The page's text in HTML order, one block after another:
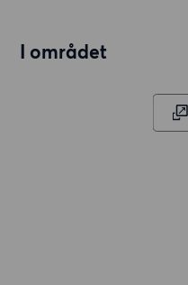
I området